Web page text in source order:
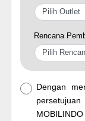
Rencana
Dengan